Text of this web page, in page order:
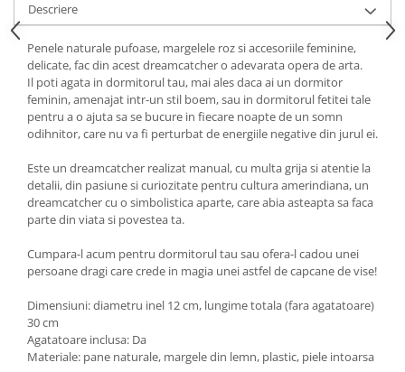
Descriere
Penele naturale pufoase, margelele roz si accesoriile feminine,
delicate, fac din acest dreamcatcher o adevarata opera de arta.
Il poti agata in dormitorul tau, mai ales daca ai un dormitor
feminin, amenajat intr-un stil boem, sau in dormitorul fetitei tale
pentru a o ajuta sa se bucure in fiecare noapte de un somn
odihnitor, care nu va fi perturbat de energiile negative din jurul ei.
Este un dreamcatcher realizat manual, cu multa grija si atentie la
detalii, din pasiune si curiozitate pentru cultura amerindiana, un
dreamcatcher cu o simbolistica aparte, care abia asteapta sa faca
parte din viata si povestea ta.
Cumpara-l acum pentru dormitorul tau sau ofera-l cadou unei
persoane dragi care crede in magia unei astfel de capcane de vise!
Dimensiuni: diametru inel 12 cm, lungime totala (fara agatatoare)
30 cm
Agatatoare inclusa: Da
Materiale: pane naturale, margele din lemn, plastic, piele intoarsa